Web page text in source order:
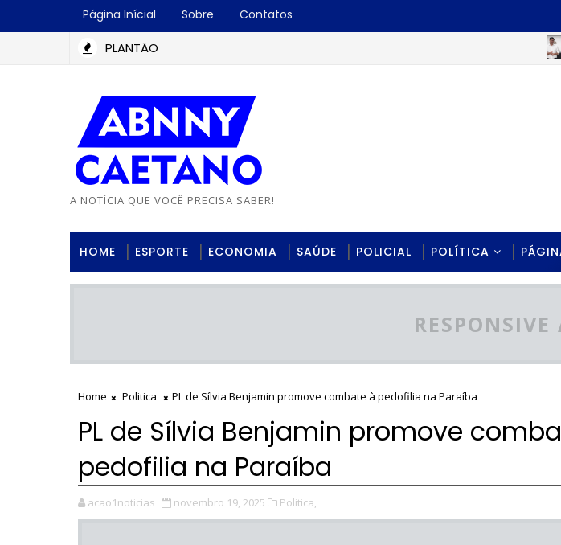
Página Inícial Sobre Contatos
PLANTÃO
A NOTÍCIA QUE VOCÊ PRECISA SABER!
HOME ESPORTE ECONOMIA SAÚDE POLICIAL POLÍTICA
RESPONSIVE
Home Politica PL de Sílvia Benjamin promove combate à pedofilia na Paraíba
PL de Sílvia Benjamin promove
pedofilia na Paraíba
acao1noticias novembro 19, 2025 Politica,